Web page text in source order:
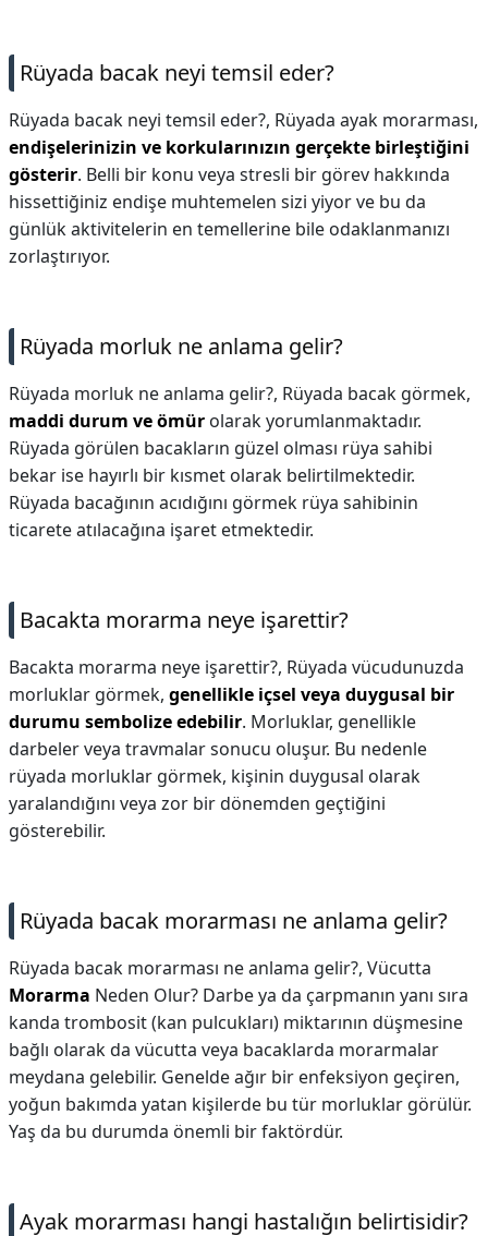
Rüyada bacak neyi temsil eder?
Rüyada bacak neyi temsil eder?, Rüyada ayak morarması,
endişelerinizin ve korkularınızın gerçekte birleştiğini
gösterir. Belli bir konu veya stresli bir görev hakkında
hissettiğiniz endişe muhtemelen sizi yiyor ve bu da
günlük aktivitelerin en temellerine bile odaklanmanızı
zorlaştırıyor.
Rüyada morluk ne anlama gelir?
Rüyada morluk ne anlama gelir?, Rüyada bacak görmek,
maddi durum ve ömür olarak yorumlanmaktadır.
Rüyada görülen bacakların güzel olması rüya sahibi
bekar ise hayırlı bir kısmet olarak belirtilmektedir.
Rüyada bacağının acıdığını görmek rüya sahibinin
ticarete atılacağına işaret etmektedir.
Bacakta morarma neye işarettir?
Bacakta morarma neye işarettir?, Rüyada vücudunuzda
morluklar görmek, genellikle içsel veya duygusal bir
durumu sembolize edebilir. Morluklar, genellikle
darbeler veya travmalar sonucu oluşur. Bu nedenle
rüyada morluklar görmek, kişinin duygusal olarak
yaralandığını veya zor bir dönemden geçtiğini
gösterebilir.
Rüyada bacak morarması ne anlama gelir?
Rüyada bacak morarması ne anlama gelir?, Vücutta
Morarma Neden Olur? Darbe ya da çarpmanın yanı sıra
kanda trombosit (kan pulcukları) miktarının düşmesine
bağlı olarak da vücutta veya bacaklarda morarmalar
meydana gelebilir. Genelde ağır bir enfeksiyon geçiren,
yoğun bakımda yatan kişilerde bu tür morluklar görülür.
Yaş da bu durumda önemli bir faktördür.
Ayak morarması hangi hastalığın belirtisidir?